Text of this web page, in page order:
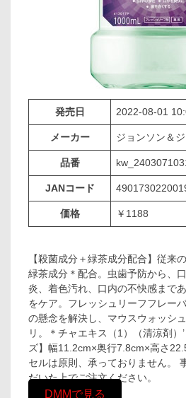
発売日 2022-08-01
メーカー ジョンソン＆
品番
JANコード
価格 ￥1188
【殺菌成分＋緑茶成分配合】従来
緑茶成分＊配合。虫歯予防から、
炎、着色汚れ、口内の不快感まで
をケア。フレッシュリーフフレー
の懸念を解決し、マウスウォッシ
リ。＊チャエキス（1）（清涼剤）
ズ】幅11.2cm×奥行7.8cm×高さ
セルは原則、承っておりません。
だいた上でご注文ください。
DMMで見る